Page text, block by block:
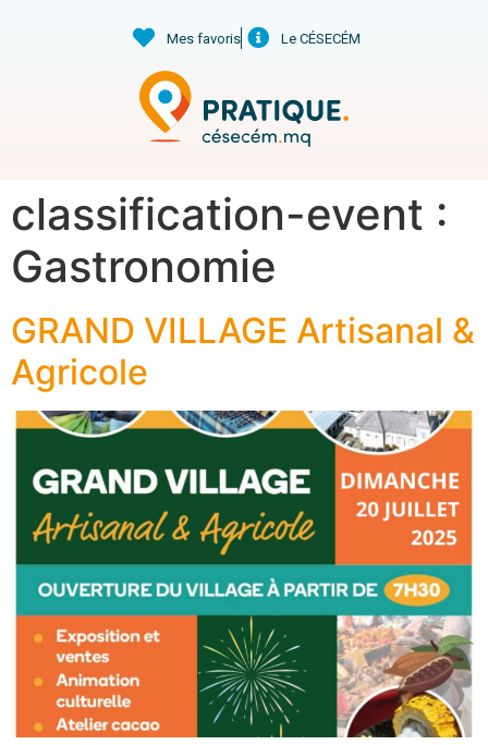
Mes favoris Le CÉSECÉM
classification-event :
Gastronomie
GRAND VILLAGE Artisanal &
Agricole